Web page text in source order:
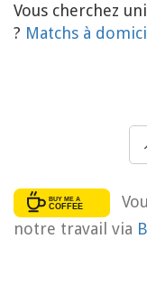
Vous cherchez
? Matchs à
notre travail via